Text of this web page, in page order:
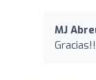
MJ
Gracias!!